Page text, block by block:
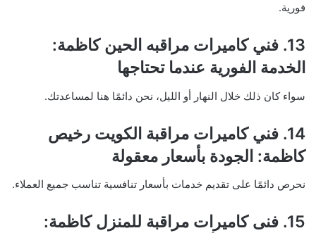
فورية.
13. فني كاميرات مراقبه الحين كاظمة:
الخدمة الفورية عندما تحتاجها
سواء كان ذلك خلال النهار أو الليل، نحن دائمًا هنا لمساعدتك.
14. فني كاميرات مراقبة الكويت رخيص
كاظمة: الجودة بأسعار معقولة
نحرص دائمًا على تقديم خدمات بأسعار تنافسية تناسب جميع العملاء.
15. فنى كاميرات مراقبة للمنزل كاظمة: